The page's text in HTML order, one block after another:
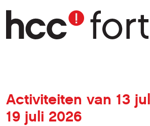
Activiteiten van 13
19 juli 2026